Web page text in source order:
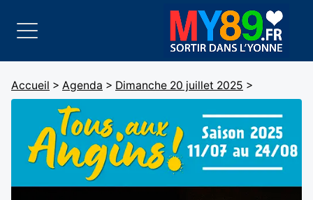
Accueil > Agenda > Dimanche 20 juillet 2025 >